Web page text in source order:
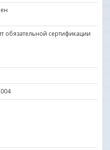
обязательной сертификации